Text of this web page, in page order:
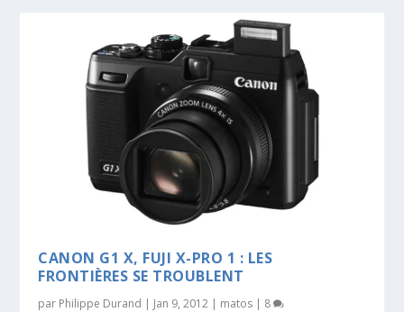
CANON G1 X, FUJI X-PRO 1 : LES
FRONTIÈRES SE TROUBLENT
par Philippe Durand | Jan 9, 2012 | matos | 8